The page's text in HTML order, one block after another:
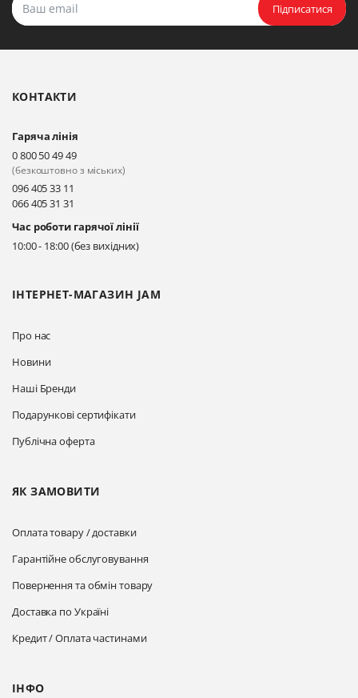
Підписатися
ІНТЕРНЕТ-МАГАЗИН JAM
Про нас
Новини
Наші Бренди
Подарункові сертифікати
Публічна оферта
ЯК ЗАМОВИТИ
Оплата товару / доставки
Гарантійне обслуговування
Повернення та обмін товару
Доставка по Україні
Кредит / Оплата частинами
ІНФО
КОНТАКТИ
Гаряча лінія
0 800 50 49 49
(безкоштовно з міських)
096 405 33 11
066 405 31 31
Час роботи гарячої лінії
10:00 - 18:00 (без вихідних)